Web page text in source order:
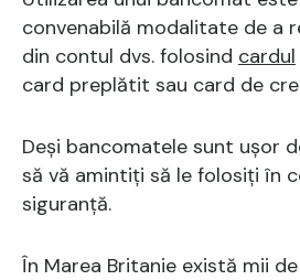
convenabilă modalitate de a
din contul dvs. folosind cardul
card preplătit sau card de
Deși bancomatele sunt ușor
să vă amintiți să le folosiți în
siguranță.
În Marea Britanie există mii